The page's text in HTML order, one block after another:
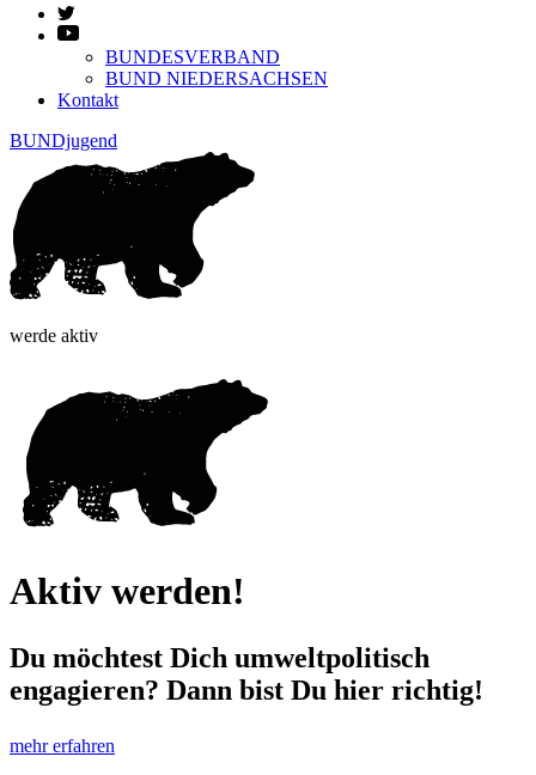
BUNDESVERBAND
BUND NIEDERSACHSEN
Kontakt
BUNDjugend
werde aktiv
Aktiv werden!
Du möchtest Dich umweltpolitisch
engagieren? Dann bist Du hier richtig!
mehr erfahren